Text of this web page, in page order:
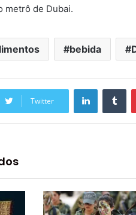
metrô de Dubai.
bebida
Twitter